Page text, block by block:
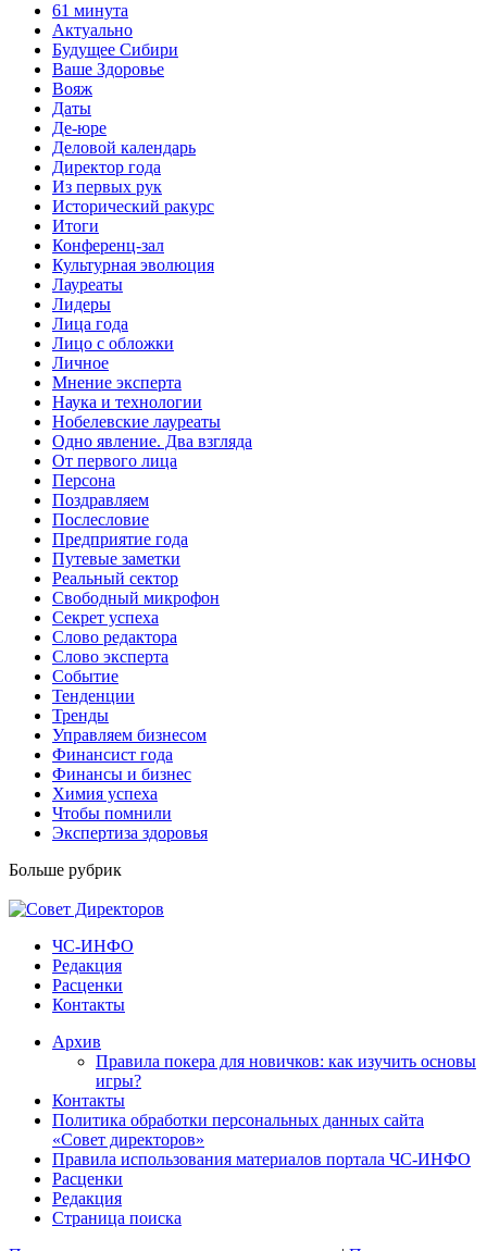
61 минута
Актуально
Будущее Сибири
Ваше Здоровье
Вояж
Даты
Де-юре
Деловой календарь
Директор года
Из первых рук
Исторический ракурс
Итоги
Конференц-зал
Культурная эволюция
Лауреаты
Лидеры
Лица года
Лицо с обложки
Личное
Мнение эксперта
Наука и технологии
Нобелевские лауреаты
Одно явление. Два взгляда
От первого лица
Персона
Поздравляем
Послесловие
Предприятие года
Путевые заметки
Реальный сектор
Свободный микрофон
Секрет успеха
Слово редактора
Слово эксперта
Событие
Тенденции
Тренды
Управляем бизнесом
Финансист года
Финансы и бизнес
Химия успеха
Чтобы помнили
Экспертиза здоровья
Больше рубрик
ЧС-ИНФО
Редакция
Расценки
Контакты
Архив
Правила покера для новичков: как изучить основы
игры?
Контакты
Политика обработки персональных данных сайта
«Совет директоров»
Правила использования материалов портала ЧС-ИНФО
Расценки
Редакция
Страница поиска